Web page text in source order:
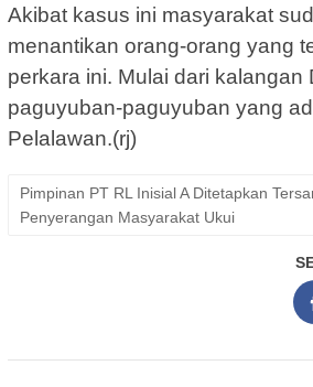
Akibat kasus ini masyarakat
menantikan orang-orang yang
perkara ini. Mulai dari kalangan
paguyuban-paguyuban yang
Pelalawan.(rj)
Pimpinan PT RL Inisial A Ditetapkan
Penyerangan Masyarakat Ukui